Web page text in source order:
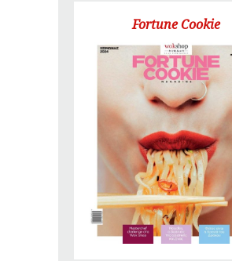
Fortune Cookie